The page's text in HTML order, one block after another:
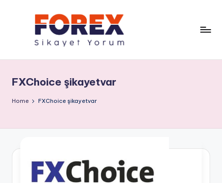
FXChoice şikayetvar
Home FXChoice şikayetvar